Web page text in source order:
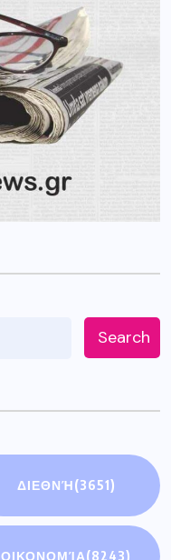
Search
ΔΙΕΘΝΉ(3651)
ΟΙΚΟΝΟΜΊΑ(8243)